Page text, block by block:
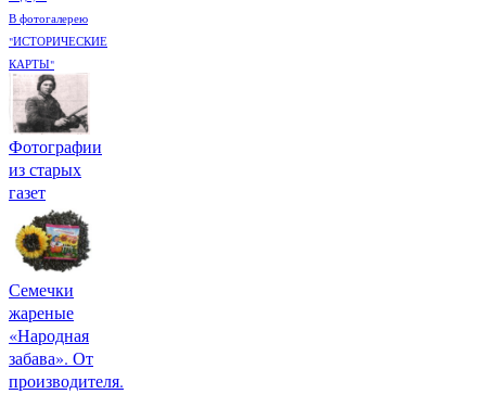
В фотогалерею
"ИСТОРИЧЕСКИЕ
КАРТЫ"
Фотографии
из старых
газет
Семечки
жареные
«Народная
забава». От
производителя.